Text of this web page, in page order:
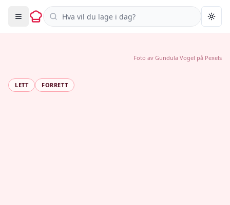
Søk i oppskrifter
LETT FORRETT
Foto av Gundula Vogel på Pexels